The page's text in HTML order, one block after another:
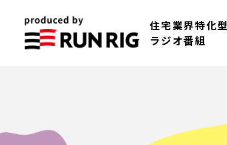
住宅業界特化型
ラジオ番組